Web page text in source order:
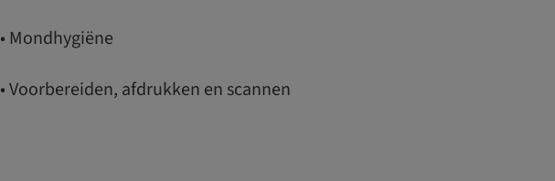
• Mondhygiëne
• Voorbereiden, afdrukken en scannen